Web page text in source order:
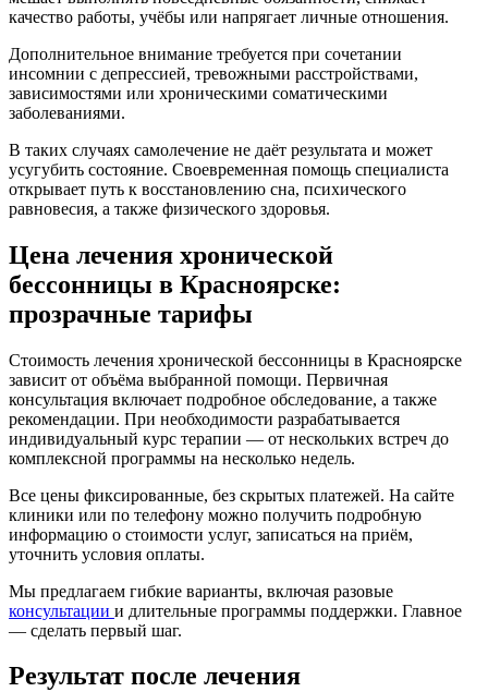
качество работы, учёбы или напрягает личные отношения.
Дополнительное внимание требуется при сочетании
инсомнии с депрессией, тревожными расстройствами,
зависимостями или хроническими соматическими
заболеваниями.
В таких случаях самолечение не даёт результата и может
усугубить состояние. Своевременная помощь специалиста
открывает путь к восстановлению сна, психического
равновесия, а также физического здоровья.
Цена лечения хронической
бессонницы в Красноярске:
прозрачные тарифы
Стоимость лечения хронической бессонницы в Красноярске
зависит от объёма выбранной помощи. Первичная
консультация включает подробное обследование, а также
рекомендации. При необходимости разрабатывается
индивидуальный курс терапии — от нескольких встреч до
комплексной программы на несколько недель.
Все цены фиксированные, без скрытых платежей. На сайте
клиники или по телефону можно получить подробную
информацию о стоимости услуг, записаться на приём,
уточнить условия оплаты.
Мы предлагаем гибкие варианты, включая разовые
консультации и длительные программы поддержки. Главное
— сделать первый шаг.
Результат после лечения